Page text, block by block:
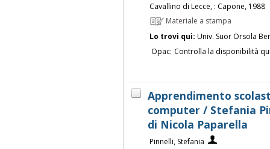
Cavallino di Lecce, : Capone, 1988
Materiale a stampa
Lo trovi qui: Univ. Suor Orsola
Opac: Controlla la disponibilità
Apprendimento
computer / Stefania
di Nicola Paparella
Pinnelli, Stefania